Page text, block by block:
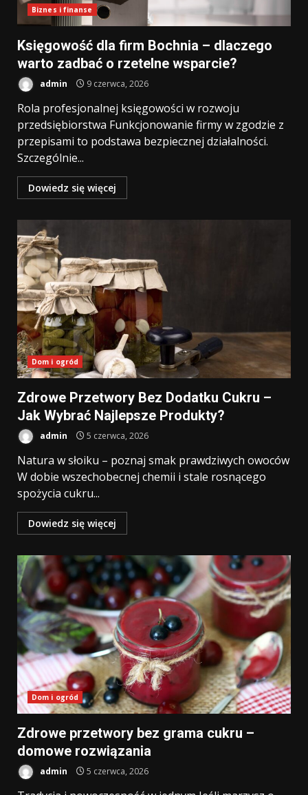
Biznes i finanse
Księgowość dla firm Bochnia – dlaczego
warto zadbać o rzetelne wsparcie?
admin 9 czerwca, 2026
Rola profesjonalnej księgowości w rozwoju
przedsiębiorstwa Funkcjonowanie firmy w zgodzie z
przepisami to podstawa bezpiecznej działalności.
Szczególnie...
Dowiedz się więcej
Dom i ogród
Zdrowe Przetwory Bez Dodatku Cukru –
Jak Wybrać Najlepsze Produkty?
admin 5 czerwca, 2026
Natura w słoiku – poznaj smak prawdziwych owoców
W dobie wszechobecnej chemii i stale rosnącego
spożycia cukru...
Dowiedz się więcej
Dom i ogród
Zdrowe przetwory bez grama cukru –
domowe rozwiązania
admin 5 czerwca, 2026